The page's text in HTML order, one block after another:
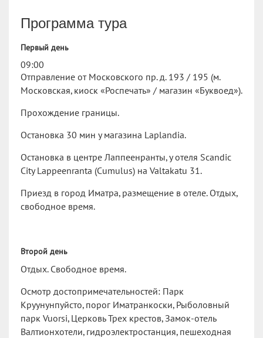
Программа тура
Первый день
09:00
Отправление от Московского пр. д. 193 / 195 (м.
Московская, киоск «Роспечать» / магазин «Буквоед»).
Прохождение границы.
Остановка 30 мин у магазина Laplandia.
Остановка в центре Лаппеенранты, у отеля Scandic
City Lappeenranta (Cumulus) на Valtakatu 31.
Приезд в город Иматра, размещение в отеле. Отдых,
свободное время.
Второй день
Отдых. Свободное время.
Осмотр достопримечательностей: Парк
Круунунпуйсто, порог Иматранкоски, Рыболовный
парк Vuorsi, Церковь Трех крестов, Замок-отель
Валтионхотели, гидроэлектростанция, пешеходная